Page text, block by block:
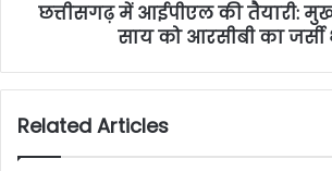
छत्तीसगढ़ में आईपीएल की तैयारी:
साय को आरसीबी का जर्सी
Related Articles